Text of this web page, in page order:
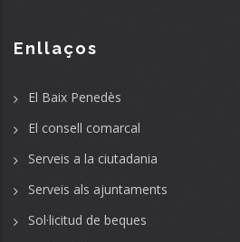
Enllaços
El Baix Penedès
El consell comarcal
Serveis a la ciutadania
Serveis als ajuntaments
Sol·licitud de beques